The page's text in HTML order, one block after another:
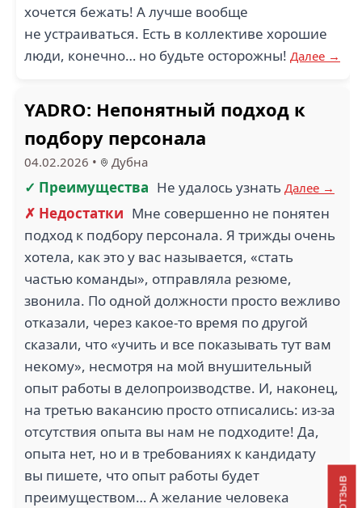
хочется бежать! А лучше вообще
не устраиваться. Есть в коллективе хорошие
люди, конечно… но будьте осторожны! Далее →
YADRO: Непонятный подход к
подбору персонала
04.02.2026 • Дубна
✓ Преимущества Не удалось узнать Далее →
✗ Недостатки Мне совершенно не понятен
подход к подбору персонала. Я трижды очень
хотела, как это у вас называется, «стать
частью команды», отправляла резюме,
звонила. По одной должности просто вежливо
отказали, через какое-то время по другой
сказали, что «учить и все показывать тут вам
некому», несмотря на мой внушительный
опыт работы в делопроизводстве. И, наконец,
на третью вакансию просто отписались: из-за
отсутствия опыта вы нам не подходите! Да,
опыта нет, но и в требованиях к кандидату
вы пишете, что опыт работы будет
преимуществом… А желание человека